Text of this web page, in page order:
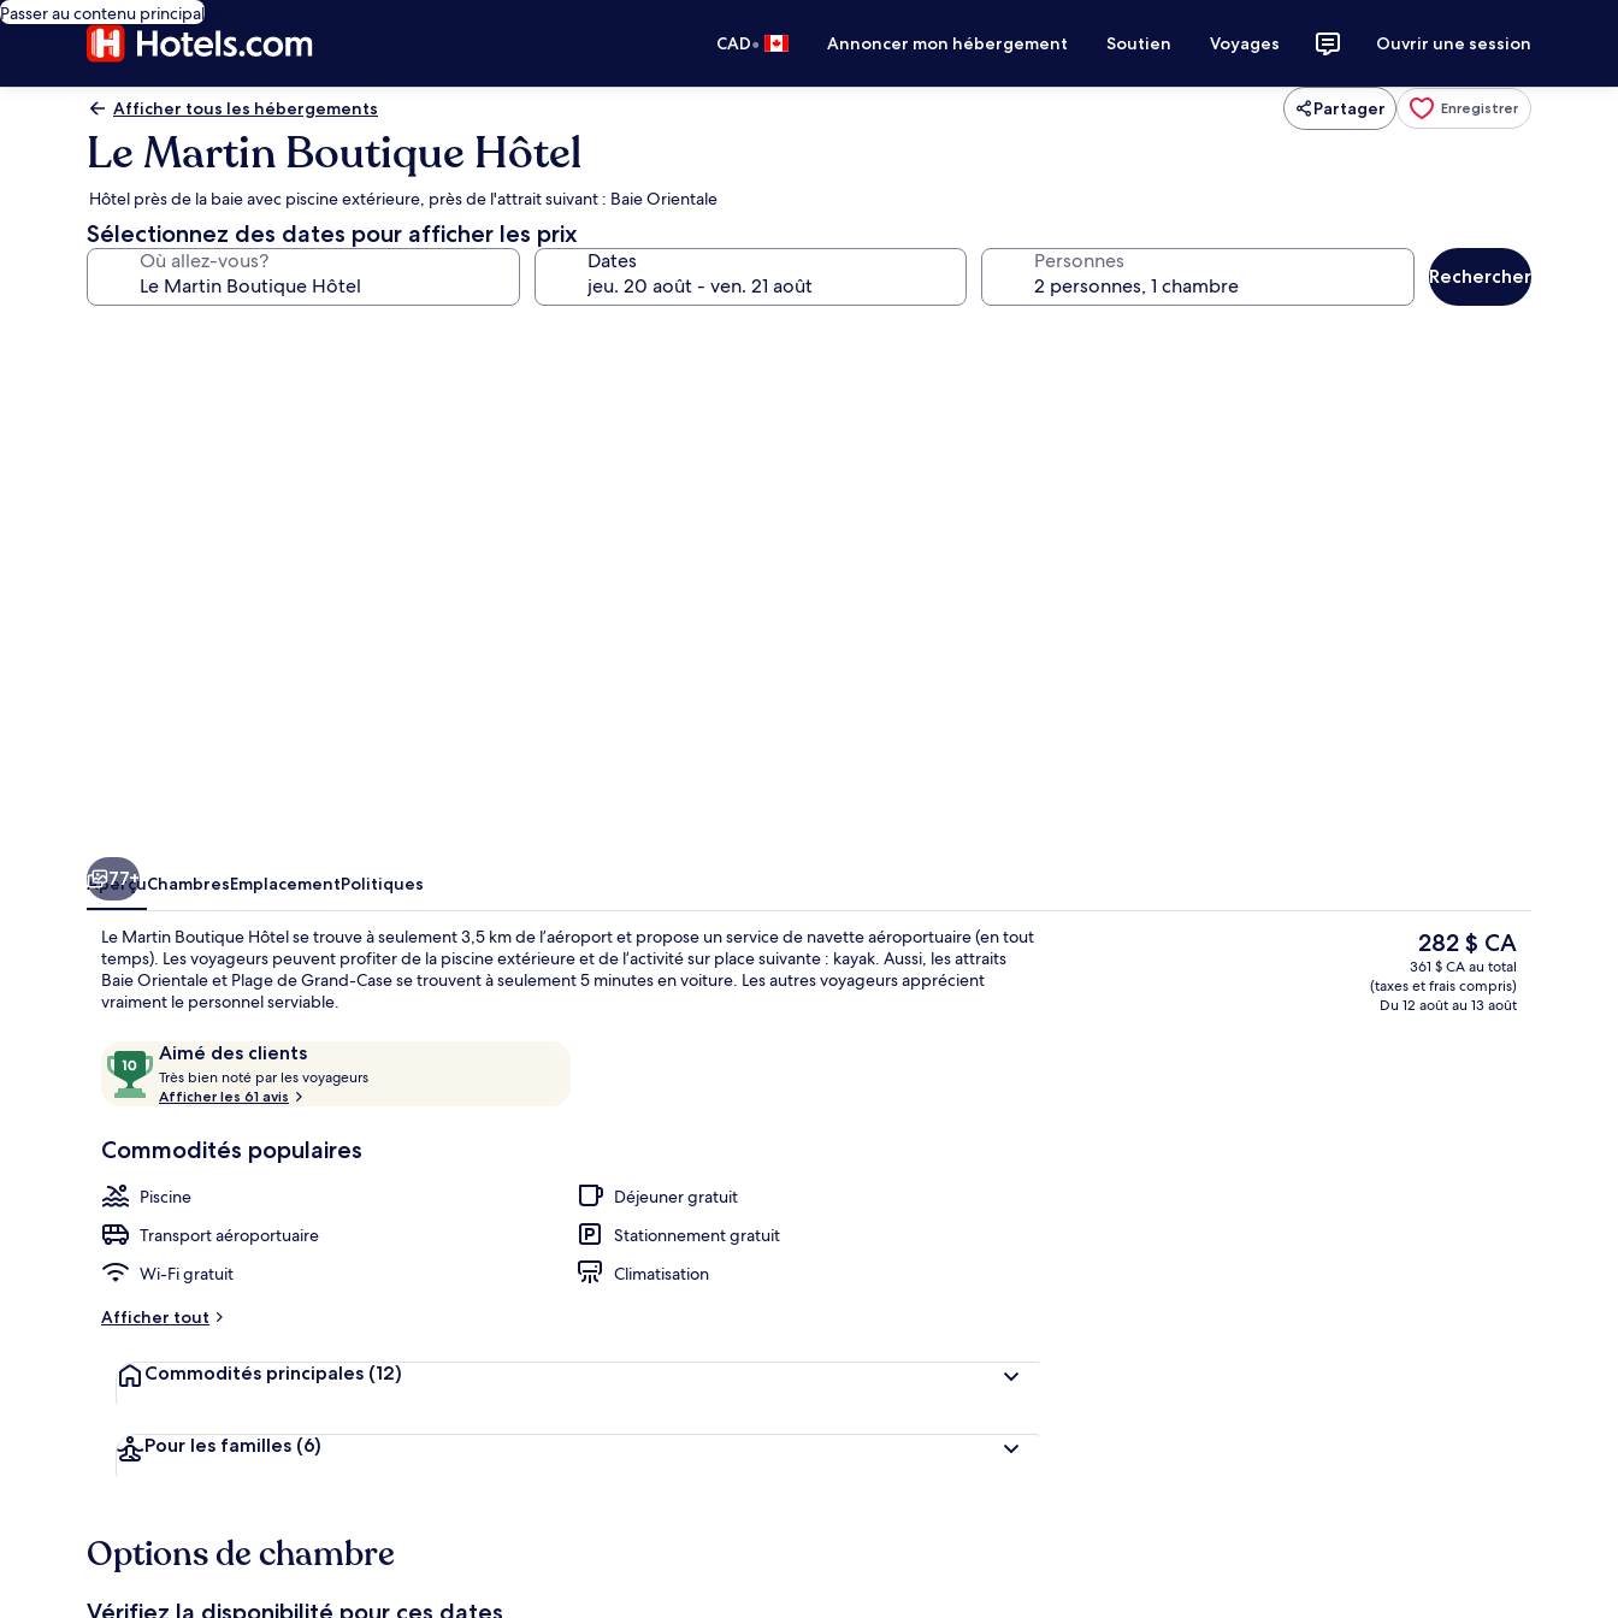
Passer au contenu principal
CAD• Annoncer mon hébergement Soutien Voyages Ouvrir une session
Afficher tous les hébergements Partager Enregistrer
Le Martin Boutique Hôtel
Hôtel près de la baie avec piscine extérieure, près de l'attrait suivant : Baie Orientale
Sélectionnez des dates pour afficher les prix
Où allez-vous? Dates Personnes
Rechercher
Vue depuis l’hébergement
77+
AperçuChambresEmplacementPolitiques
Le Martin Boutique Hôtel se trouve à seulement 3,5 km de l’aéroport et propose un service de navette aéroportuaire (en tout
temps). Les voyageurs peuvent profiter de la piscine extérieure et de l’activité sur place suivante : kayak. Aussi, les attraits
Baie Orientale et Plage de Grand-Case se trouvent à seulement 5 minutes en voiture. Les autres voyageurs apprécient
vraiment le personnel serviable.
Avis Aimé des clients
10
sur
10,
des
Très bien noté par les voyageurs
é
Afficher les 61 avis
Commodités populaires
Piscine
Déjeuner gratuit
Transport aéroportuaire
Stationnement gratuit
Wi-Fi gratuit
Climatisation
Afficher tout
Commodités principales (12)
Pour les familles (6)
Le
prix
actuel
est
282 $ CA
361 $ CA au total
(taxes et frais compris)
Du 12 août au 13 août
Options de chambre
Vérifiez la disponibilité pour ces dates